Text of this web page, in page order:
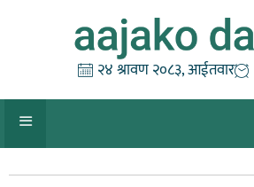
२४ श्रावण २०८३, आईतवार